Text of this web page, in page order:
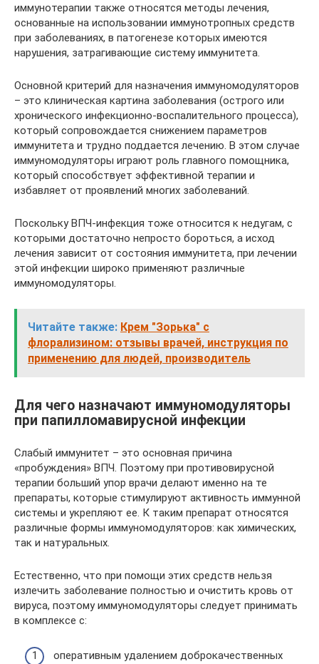
иммунотерапии также относятся методы лечения,
основанные на использовании иммунотропных средств
при заболеваниях, в патогенезе которых имеются
нарушения, затрагивающие систему иммунитета.
Основной критерий для назначения иммуномодуляторов
– это клиническая картина заболевания (острого или
хронического инфекционно-воспалительного процесса),
который сопровождается снижением параметров
иммунитета и трудно поддается лечению. В этом случае
иммуномодуляторы играют роль главного помощника,
который способствует эффективной терапии и
избавляет от проявлений многих заболеваний.
Поскольку ВПЧ-инфекция тоже относится к недугам, с
которыми достаточно непросто бороться, а исход
лечения зависит от состояния иммунитета, при лечении
этой инфекции широко применяют различные
иммуномодуляторы.
Читайте также: Крем "Зорька" с
флорализином: отзывы врачей, инструкция по
применению для людей, производитель
Для чего назначают иммуномодуляторы
при папилломавирусной инфекции
Слабый иммунитет – это основная причина
«пробуждения» ВПЧ. Поэтому при противовирусной
терапии больший упор врачи делают именно на те
препараты, которые стимулируют активность иммунной
системы и укрепляют ее. К таким препарат относятся
различные формы иммуномодуляторов: как химических,
так и натуральных.
Естественно, что при помощи этих средств нельзя
излечить заболевание полностью и очистить кровь от
вируса, поэтому иммуномодуляторы следует принимать
в комплексе с:
оперативным удалением доброкачественных